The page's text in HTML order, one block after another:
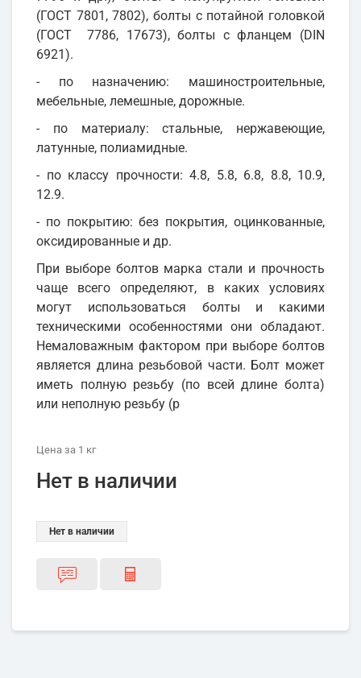
(ГОСТ 7801, 7802), болты с потайной головкой
(ГОСТ 7786, 17673), болты с фланцем (DIN
6921).
- по назначению: машиностроительные,
мебельные, лемешные, дорожные.
- по материалу: стальные, нержавеющие,
латунные, полиамидные.
- по классу прочности: 4.8, 5.8, 6.8, 8.8, 10.9,
12.9.
- по покрытию: без покрытия, оцинкованные,
оксидированные и др.
При выборе болтов марка стали и прочность
чаще всего определяют, в каких условиях
могут использоваться болты и какими
техническими особенностями они обладают.
Немаловажным фактором при выборе болтов
является длина резьбовой части. Болт может
иметь полную резьбу (по всей длине болта)
или неполную резьбу (р
Цена за 1 кг
Нет в наличии
Нет в наличии